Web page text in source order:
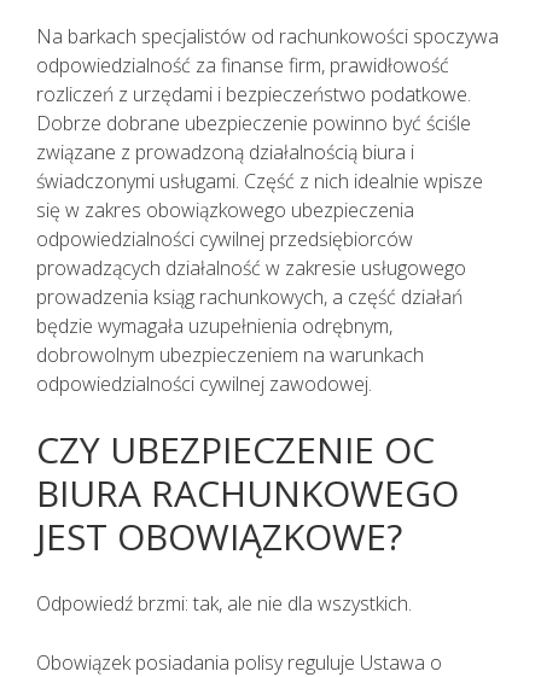
KAŻDEMU pacjentowi, również bez
cech infekcji, zgłaszającemu chęć
wizyty u lekarza należy najpierw
udzielić TELEPORADY. Tylko w
sytuacjach kiedy jest to niezbędne,
pacjent powinien zostać umówiony
na konkretną godzinę do lekarza.
Lekarz udzielający TELEPORADY na
podstawie przeprowadzonego
wywiadu medycznego i oceny stanu
zdrowia pacjenta ma możliwość
wystawienia zwolnienia lekarskiego.
Na barkach specjalistów od rachunkowości spoczywa
odpowiedzialność za finanse firm, prawidłowość
rozliczeń z urzędami i bezpieczeństwo podatkowe.
Dobrze dobrane ubezpieczenie powinno być ściśle
związane z prowadzoną działalnością biura i
świadczonymi usługami. Część z nich idealnie wpisze
się w zakres obowiązkowego ubezpieczenia
odpowiedzialności cywilnej przedsiębiorców
prowadzących działalność w zakresie usługowego
prowadzenia ksiąg rachunkowych, a część działań
będzie wymagała uzupełnienia odrębnym,
dobrowolnym ubezpieczeniem na warunkach
odpowiedzialności cywilnej zawodowej.
CZY UBEZPIECZENIE OC
BIURA RACHUNKOWEGO
JEST OBOWIĄZKOWE?
Odpowiedź brzmi: tak, ale nie dla wszystkich.
Obowiązek posiadania polisy reguluje Ustawa o